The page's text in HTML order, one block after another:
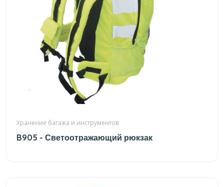
Хранение багажа и инструментов
B905 - Светоотражающий рюкзак